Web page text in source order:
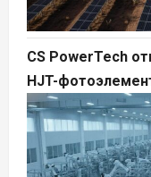
CS PowerTech
HJT-